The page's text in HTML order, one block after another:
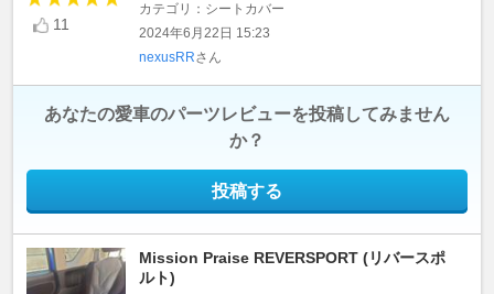
11
カテゴリ：シートカバー
2024年6月22日 15:23
nexusRRさん
あなたの愛車のパーツレビューを投稿してみません
か？
投稿する
Mission Praise REVERSPORT (リバースポ
ルト)